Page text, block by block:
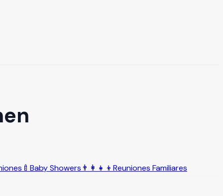
🍼 Baby Showers 👨‍👩‍👧‍👦 Reuniones Familiares